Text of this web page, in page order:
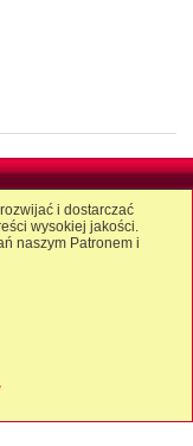
i dostarczać
wysokiej jakości.
naszym Patronem i